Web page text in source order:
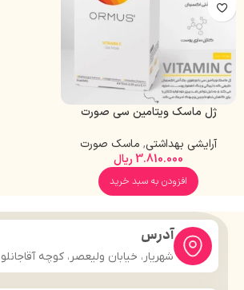
ژل ماسک ویتامین سی صورت
آرایشی بهداشتی, ماسک صورت
3.810.000 ریال
افزودن به سبد خرید
آدرس
شهریار، خیابان ولیعصر، کوچه آقاجانلو